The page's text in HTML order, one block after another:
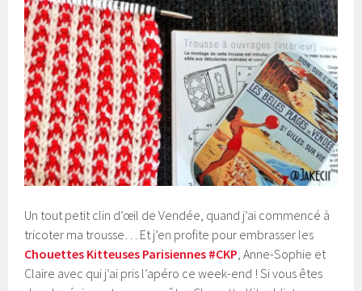
Un tout petit clin d’œil de Vendée, quand j’ai commencé à
tricoter ma trousse… Et j’en profite pour embrasser les
Chouettes Kitteuses Parisiennes #CKP, Anne-Sophie et
Claire avec qui j’ai pris l’apéro ce week-end ! Si vous êtes